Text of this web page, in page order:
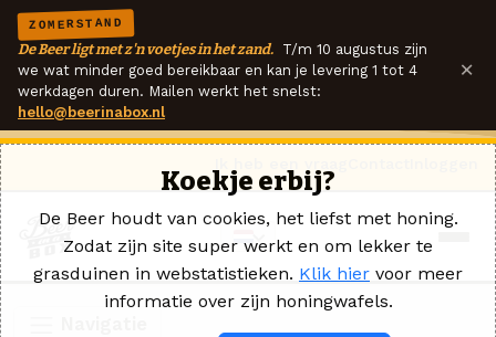
ZOMERSTAND
De Beer ligt met z'n voetjes in het zand. T/m 10 augustus zijn
we wat minder goed bereikbaar en kan je levering 1 tot 4
werkdagen duren. Mailen werkt het snelst:
hello@beerinabox.nl
×
Koekje erbij?
De Beer houdt van cookies, het liefst met honing.
Zodat zijn site super werkt en om lekker te
grasduinen in webstatistieken. Klik hier voor meer
informatie over zijn honingwafels.